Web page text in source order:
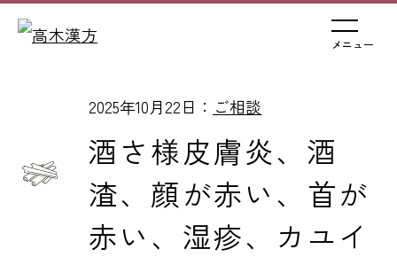
メニュー
2025年10月22日： ご相談
酒さ様皮膚炎、酒
渣、顔が赤い、首が
赤い、湿疹、カユイ